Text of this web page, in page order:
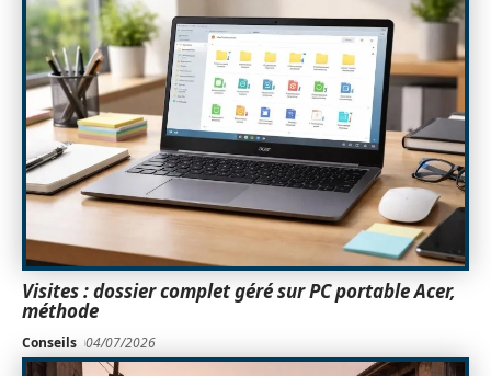
Visites : dossier complet géré sur PC portable Acer,
méthode
Conseils 04/07/2026